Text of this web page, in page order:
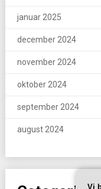
januar 2025
december 2024
november 2024
oktober 2024
september 2024
august 2024
Vi